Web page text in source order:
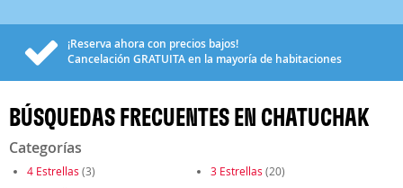
¡Reserva ahora con precios bajos!
Cancelación GRATUITAen la mayoría de habitaciones
BÚSQUEDAS FRECUENTES EN CHATUCHAK
Categorías
4 Estrellas (3) 3 Estrellas (20)